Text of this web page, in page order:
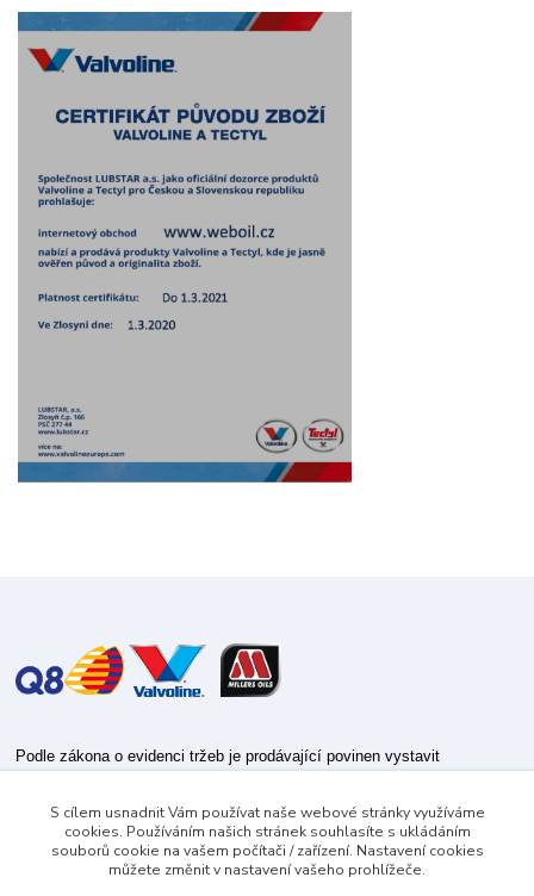
Podle zákona o evidenci tržeb je prodávající povinen vystavit
Zároveň je povinen zaevidovat přijatou tržbu u správce daně online; v
případě technického výpadku pak nejpozději do 48 hodin.
S cílem usnadnit Vám používat naše webové stránky využíváme
cookies. Používáním našich stránek souhlasíte s ukládáním
souborů cookie na vašem počítači / zařízení. Nastavení cookies
můžete změnit v nastavení vašeho prohlížeče.